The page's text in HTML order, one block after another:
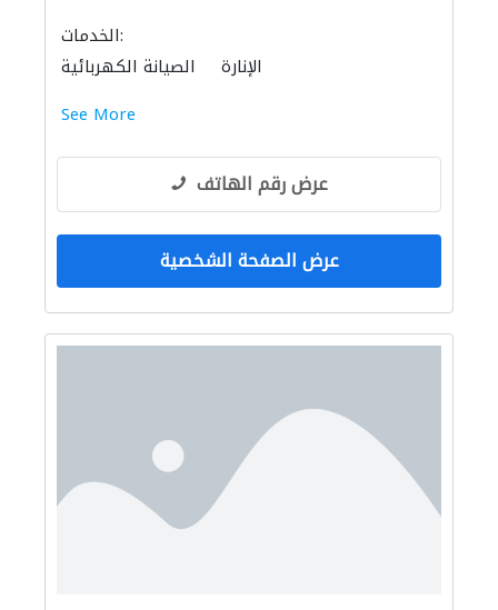
الخدمات:
الصيانة الكهربائية
الإنارة
See More
عرض رقم الهاتف
عرض الصفحة الشخصية